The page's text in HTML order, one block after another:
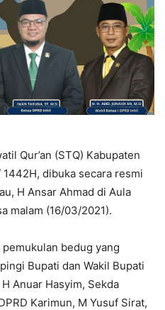
Qur’an (STQ) Kabupaten
dibuka secara resmi
H Ansar Ahmad di Aula
malam (16/03/2021).
bedug yang
Bupati dan Wakil Bupati
Anuar Hasyim, Sekda
Karimun, M Yusuf Sirat,